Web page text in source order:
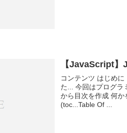
【JavaScript
コンテンツ はじめ
た... 今回はプログラ
から目次を作成 何
(toc...Table Of ...